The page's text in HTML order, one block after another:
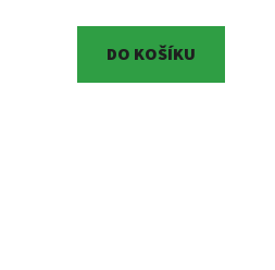
DO KOŠÍKU